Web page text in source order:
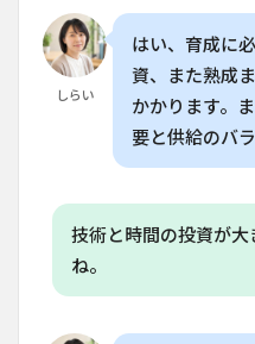
しらい
はい、育成に
資、また熟成
かかります。
要と供給のバ
技術と時間の投資が大
ね。